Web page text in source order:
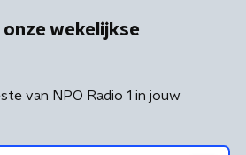
wekelijkse
van NPO Radio 1 in jouw